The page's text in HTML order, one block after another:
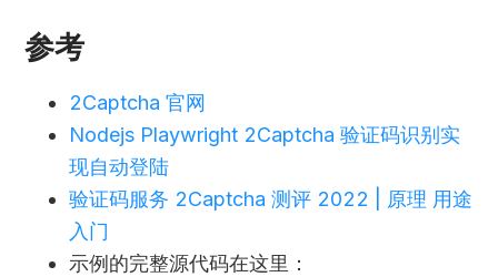
参考
2Captcha 官网
Nodejs Playwright 2Captcha 验证码识别实
现自动登陆
验证码服务 2Captcha 测评 2022 | 原理 用途
入门
示例的完整源代码在这里：